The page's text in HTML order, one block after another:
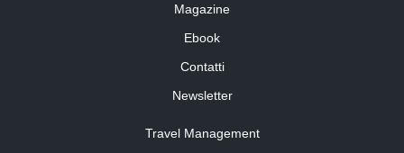
Magazine
Ebook
Contatti
Newsletter
Travel Management